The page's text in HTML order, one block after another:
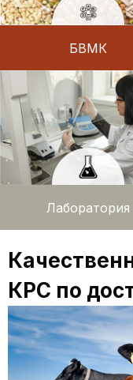
БВМК
Лаборатория
КРС по